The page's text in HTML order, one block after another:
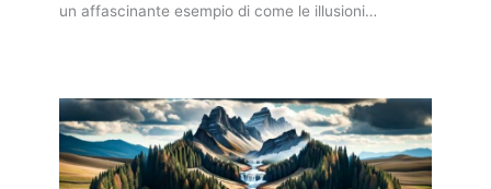
un affascinante esempio di come le illusioni…